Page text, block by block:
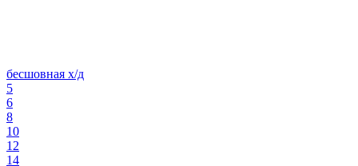
бесшовная х/д
5
6
8
10
12
14